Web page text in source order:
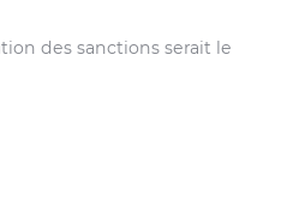
des sanctions serait le